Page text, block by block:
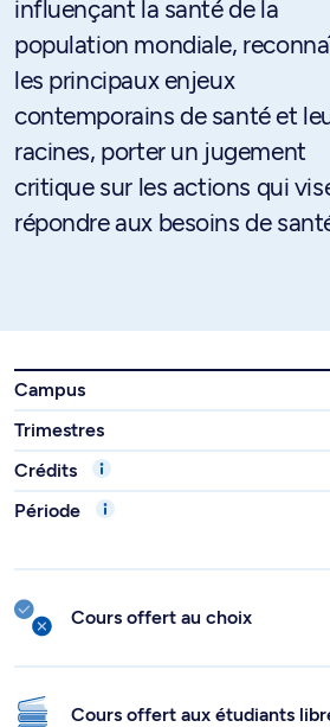
influençant la santé de la
population mondiale,
les principaux enjeux
contemporains de santé et
racines, porter un jugement
critique sur les actions qui
répondre aux besoins de
Campus
Trimestres
Crédits
Période
Cours offert au choix
Cours offert aux étudiants